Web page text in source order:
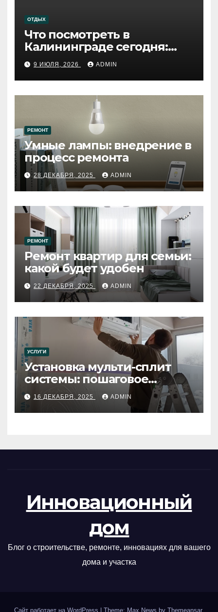
ОТДЫХ
Что посмотреть в
Калининграде сегодня:
путеводитель по самому
западному городу России
9 ИЮЛЯ, 2026 ADMIN
РЕМОНТ
Умные лампы: внедрение в
процесс ремонта
28 ДЕКАБРЯ, 2025 ADMIN
РЕМОНТ
Ремонт квартир для семьи:
какой будет удобен
22 ДЕКАБРЯ, 2025 ADMIN
УСЛУГИ
Установка мульти-сплит
системы: пошаговое
руководство
16 ДЕКАБРЯ, 2025 ADMIN
Инновационный
дом
Блог о строительстве, ремонте, инновациях для вашего
дома и участка
Сайт работает на WordPress Theme: Max News by Themeansar.